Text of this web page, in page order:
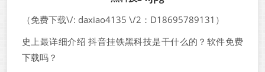
（免费下载\/: daxiao4135 \/2：D18695789131）
史上最详细介绍 抖音挂铁黑科技是干什么的？软件免费
下载吗？